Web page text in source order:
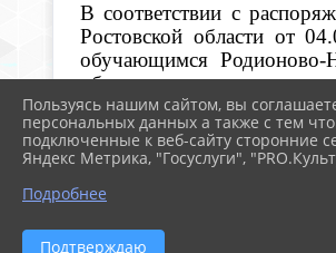
В соответствии с
Ростовской области от
обучающимся Родионово-
обучающимся из числа
дни учебных занятий,
за счет бюджетных
Пользуясь нашим сайтом, вы
персональных данных а также с тем
подключенные к веб-сайту сторонние
Яндекс Метрика, "Госуслуги",
Подробнее
Подтверждаю